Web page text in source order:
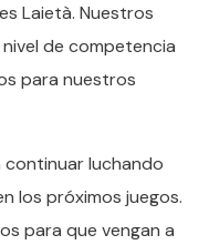
Laietà. Nuestros
de competencia
para nuestros
luchando
los próximos juegos.
para que vengan a